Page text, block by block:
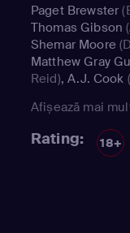
Paget Brewster
Thomas Gibson
Shemar Moore
Matthew Gray
Reid),A.J. Cook
Gideon),Zach
Jr.)
Chaise Goris
Sharisse Baker-
Afișează mai
Rating: 18+